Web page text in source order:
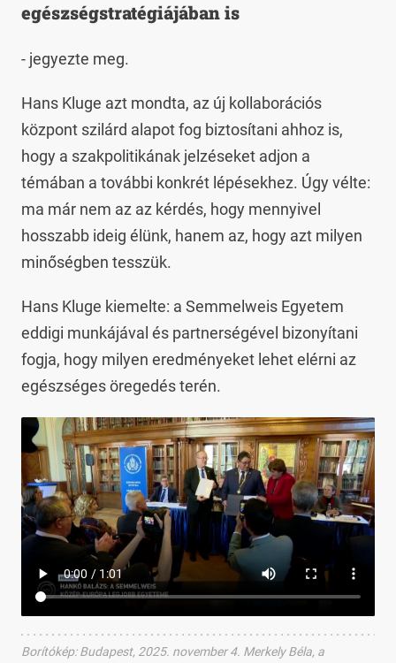
egészségstratégiájában is
- jegyezte meg.
Hans Kluge azt mondta, az új kollaborációs
központ szilárd alapot fog biztosítani ahhoz is,
hogy a szakpolitikának jelzéseket adjon a
témában a további konkrét lépésekhez. Úgy vélte:
ma már nem az az kérdés, hogy mennyivel
hosszabb ideig élünk, hanem az, hogy azt milyen
minőségben tesszük.
Hans Kluge kiemelte: a Semmelweis Egyetem
eddigi munkájával és partnerségével bizonyítani
fogja, hogy milyen eredményeket lehet elérni az
egészséges öregedés terén.
Borítókép:Budapest, 2025. november 4. Merkely Béla, a